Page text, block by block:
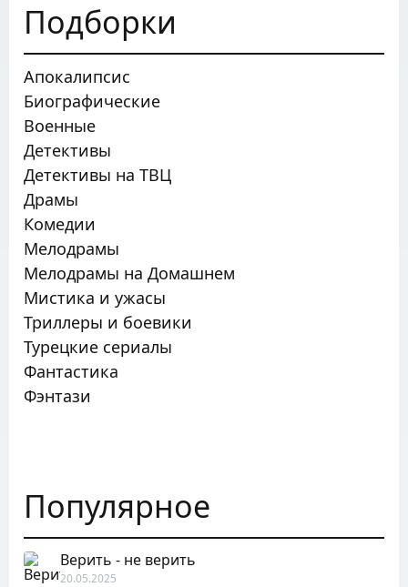
Подборки
Апокалипсис
Биографические
Военные
Детективы
Детективы на ТВЦ
Драмы
Комедии
Мелодрамы
Мелодрамы на Домашнем
Мистика и ужасы
Триллеры и боевики
Турецкие сериалы
Фантастика
Фэнтази
Популярное
Верить - не верить
20.05.2025